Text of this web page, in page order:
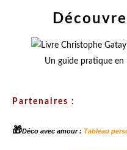
Un guide pratique en
Partenaires :
🎁Déco avec amour : Tableau